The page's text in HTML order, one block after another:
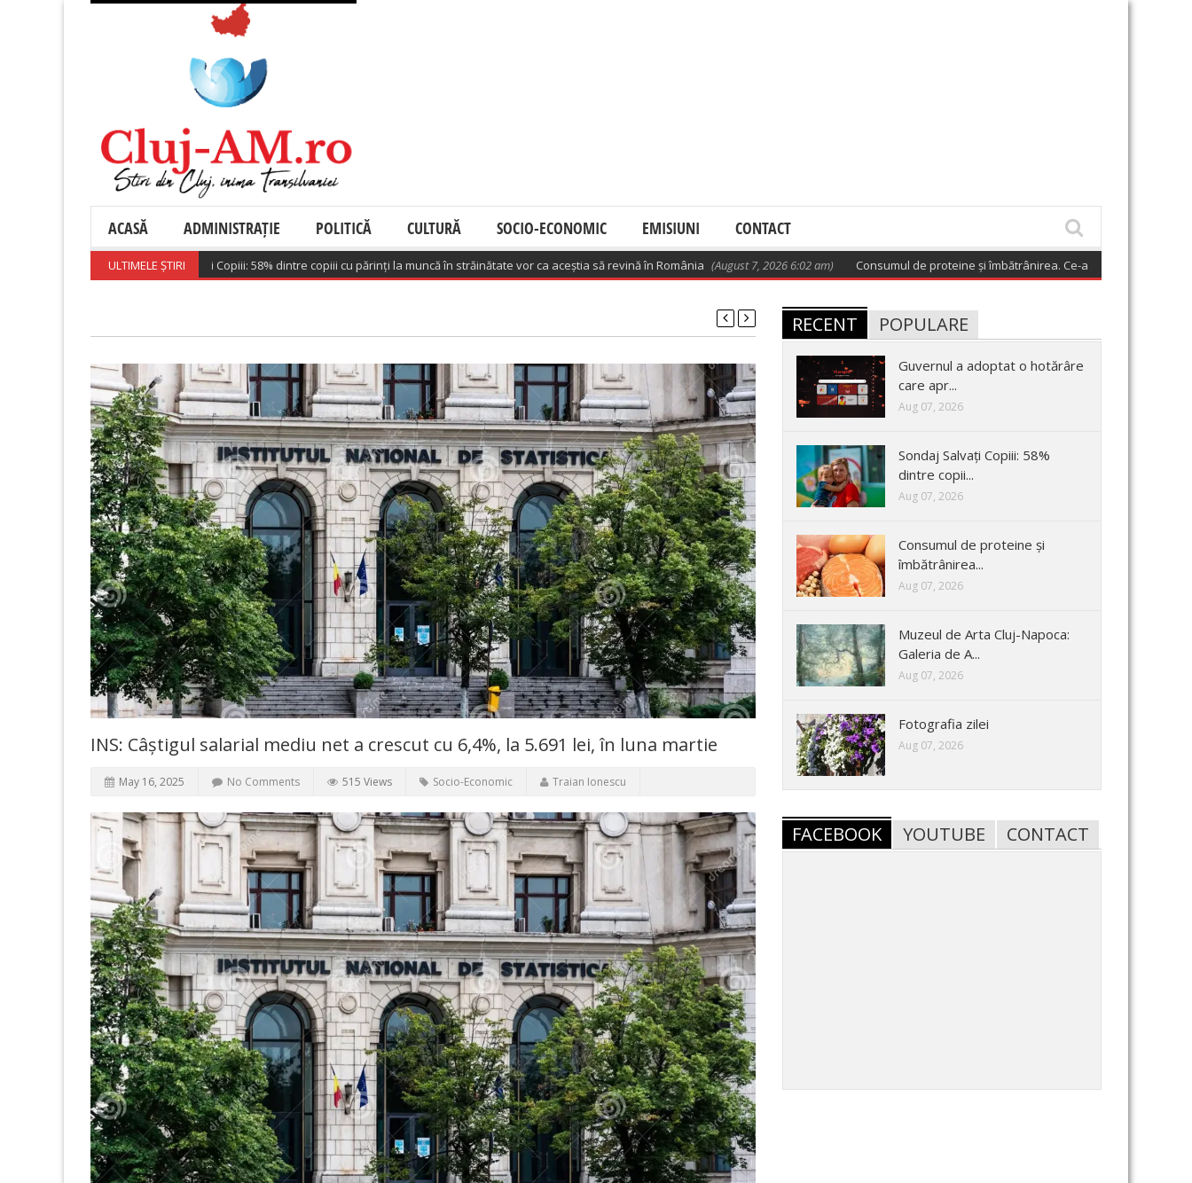
ACASĂ ADMINISTRAȚIE POLITICĂ CULTURĂ SOCIO-ECONOMIC EMISIUNI CONTACT
ULTIMELE ȘTIRI
Sondaj Salvați Copiii: 58% dintre copiii cu părinți la muncă în străinătate vor ca aceștia să revină în România (August 7, 2026 6:02 am) Consumul de proteine și îmbătrânirea. Ce-au descoperit oamenii de
INS: Câștigul salarial mediu net a crescut cu 6,4%, la 5.691 lei, în luna martie
May 16, 2025 No Comments 515 Views Socio-Economic Traian Ionescu
RECENT POPULARE
Guvernul a adoptat o hotărâre
care apr...
Aug 07, 2026
Sondaj Salvați Copiii: 58%
dintre copii...
Aug 07, 2026
Consumul de proteine și
îmbătrânirea...
Aug 07, 2026
Muzeul de Arta Cluj-Napoca:
Galeria de A...
Aug 07, 2026
Fotografia zilei
Aug 07, 2026
FACEBOOK YOUTUBE CONTACT